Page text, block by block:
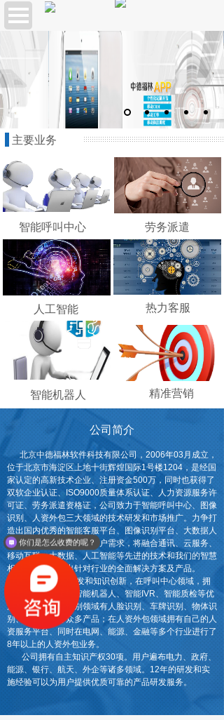
主要业务
智能呼叫中心 劳务派遣
热力客服
人工智能
精准营销
智能机器人
公司简介
北京中德福林软件科技有限公司，2006年03月成立，
位于北京市海淀区上地十街辉煌国际1号楼1204，是经国
家认定的高新技术企业、注册资金500万，同时也获得了
双软企业认证、ISO9000质量体系认证、人力资源服务许
可证、劳务派遣资格证，公司致力于智能呼叫中心、图像
识别、人资外包三大领域的技术研发和市场推广。力争打
造出国内优秀的智能客服平台、图像识别平台、大数据人
力资源平台，深入领会客户需求，将融合通讯、云服务、
移动互联、大数据、人工智能等先进的技术和我们的智慧
相结合，不断推出针对行业的全面解决方案及产品。
公司主推自主研发和知识创新，在呼叫中心领域，拥
有自主知识产品的智能机器人、智能IVR、智能质检等优
质产品；在图像识别领域有人脸识别、车牌识别、物体识
别、动作识别等众多产品；在人资外包领域拥有自己的人
资服务平台、同时在电网、能源、金融等多个行业进行了
8年以上的人资外包业务。
公司拥有自主知识产权30项。用户遍布电力、政府、
能源、银行、航天、外企等诸多领域。12年的研发和实
施经验可以为用户提供优质可靠的产品研发服务。
你们是怎么收费的呢？